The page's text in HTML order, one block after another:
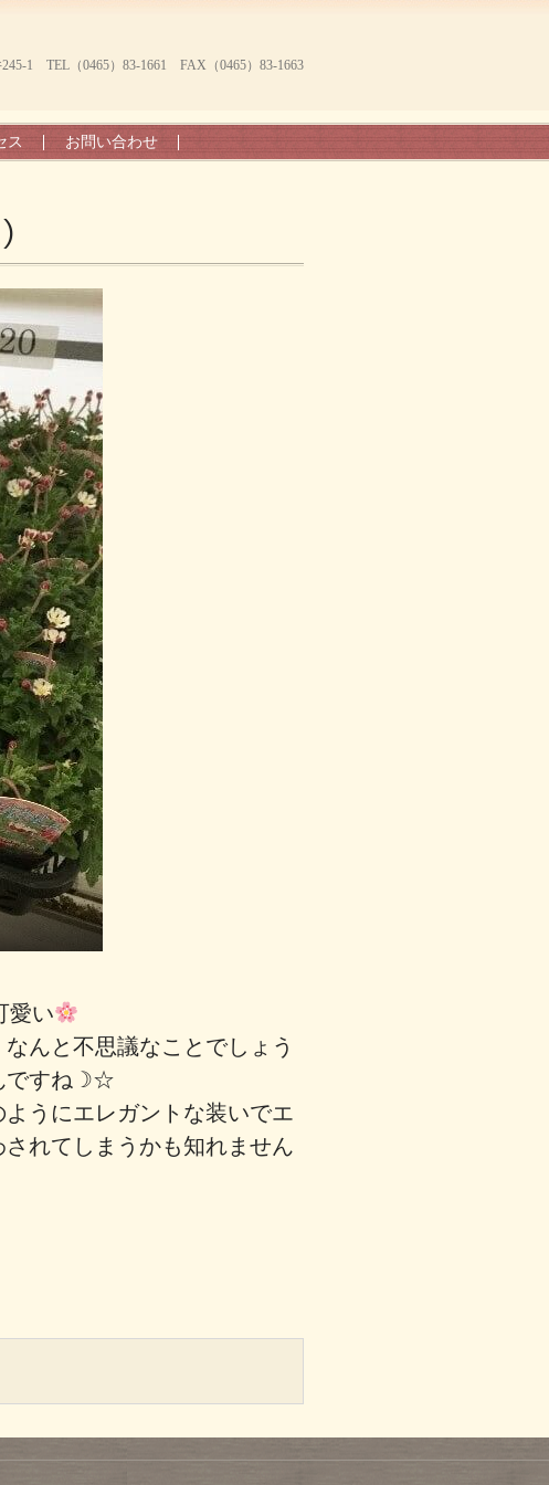
1 TEL（0465）83-1661 FAX（0465）83-1663
ス お問い合わせ
愛い
んと不思議なことでしょう
ですね☽☆
うにエレガントな装いでエ
れてしまうかも知れません